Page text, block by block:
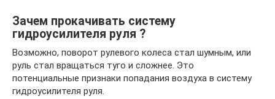
Зачем прокачивать систему
гидроусилителя руля ?
Возможно, поворот рулевого колеса стал шумным, или
руль стал вращаться туго и сложнее. Это
потенциальные признаки попадания воздуха в систему
гидроусилителя руля.